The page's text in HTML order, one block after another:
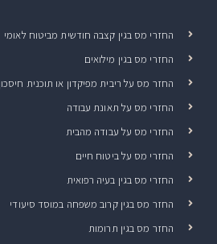
החזרי מס בגין קצבה חודשית מביטוח לאומי
החזרי מס בגין מילואים
החזר מס על ריבית מפיקדון או תוכנית חיסכון
החזרי מס על תאונת עבודה
החזרי מס על עבודה מהבית
החזרי מס על ביטוח חיים
החזרי מס בגין בעיה רפואית
החזר מס בגין קרוב משפחה במוסד סיעודי
החזר מס בגין תרומות